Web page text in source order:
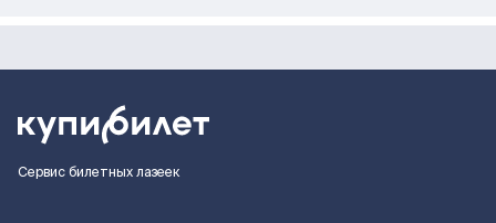
Сервис билетных лазеек